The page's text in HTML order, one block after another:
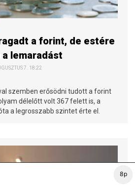
8p
a forint, de estére
lemaradást
7. 18:22
szemben erősödni tudott a forint
délelőtt volt 367 felett is, a
a legrosszabb szintet érte el.